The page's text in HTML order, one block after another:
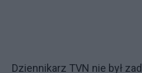
Dziennikarz TVN nie był